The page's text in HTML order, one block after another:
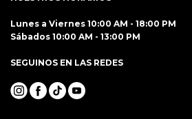
Lunes a Viernes 10:00 AM - 18:00 PM
Sábados 10:00 AM - 13:00 PM
SEGUINOS EN LAS REDES